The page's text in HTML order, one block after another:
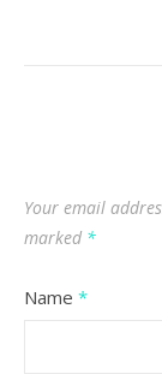
Your email
marked *
Name *